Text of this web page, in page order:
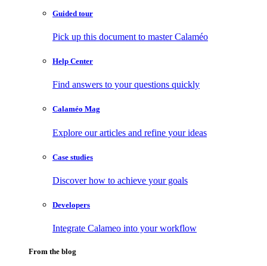
Guided tour
Pick up this document to master Calaméo
Help Center
Find answers to your questions quickly
Calaméo Mag
Explore our articles and refine your ideas
Case studies
Discover how to achieve your goals
Developers
Integrate Calameo into your workflow
From the blog